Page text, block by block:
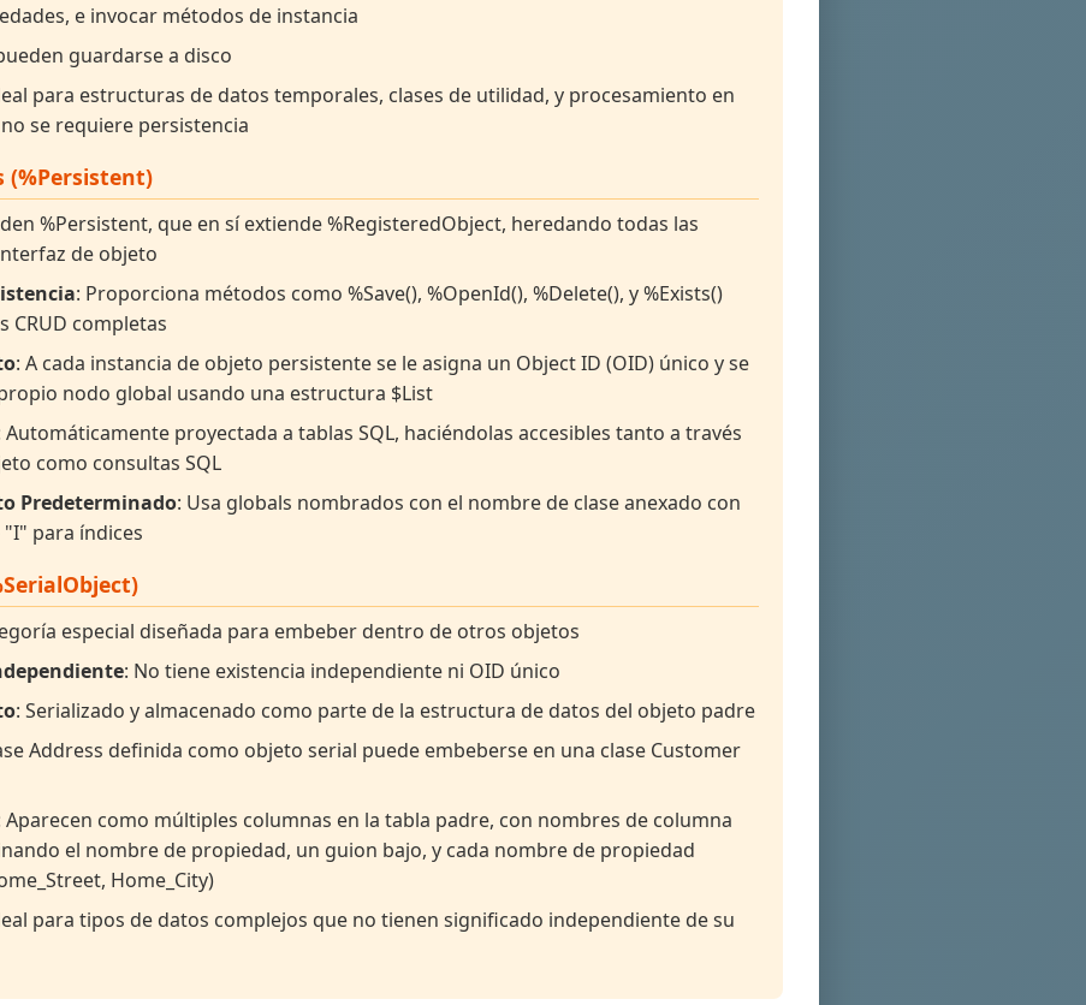
e invocar métodos de instancia
guardarse a disco
para estructuras de datos temporales, clases de utilidad, y procesamiento en
se requiere persistencia
(%Persistent)
%Persistent, que en sí extiende %RegisteredObject, heredando todas las
de objeto
: Proporciona métodos como %Save(), %OpenId(), %Delete(), y %Exists()
CRUD completas
: A cada instancia de objeto persistente se le asigna un Object ID (OID) único y se
nodo global usando una estructura $List
Automáticamente proyectada a tablas SQL, haciéndolas accesibles tanto a través
como consultas SQL
Predeterminado: Usa globals nombrados con el nombre de clase anexado con
para índices
especial diseñada para embeber dentro de otros objetos
: No tiene existencia independiente ni OID único
: Serializado y almacenado como parte de la estructura de datos del objeto padre
Address definida como objeto serial puede embeberse en una clase Customer
Aparecen como múltiples columnas en la tabla padre, con nombres de columna
el nombre de propiedad, un guion bajo, y cada nombre de propiedad
Home_City)
para tipos de datos complejos que no tienen significado independiente de su